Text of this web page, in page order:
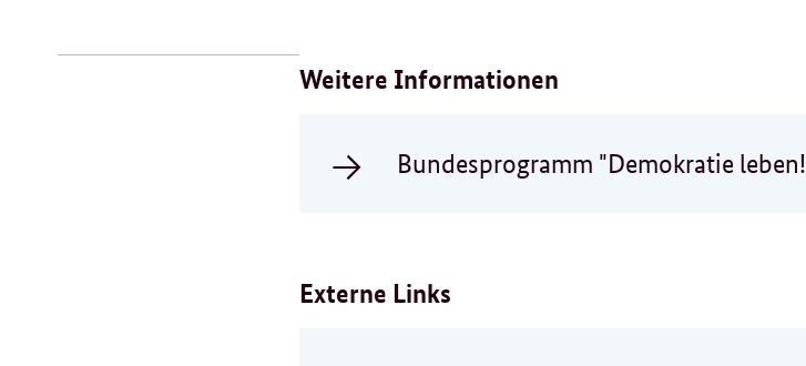
Weitere Informationen
Bundesprogramm "Demokratie
Externe Links